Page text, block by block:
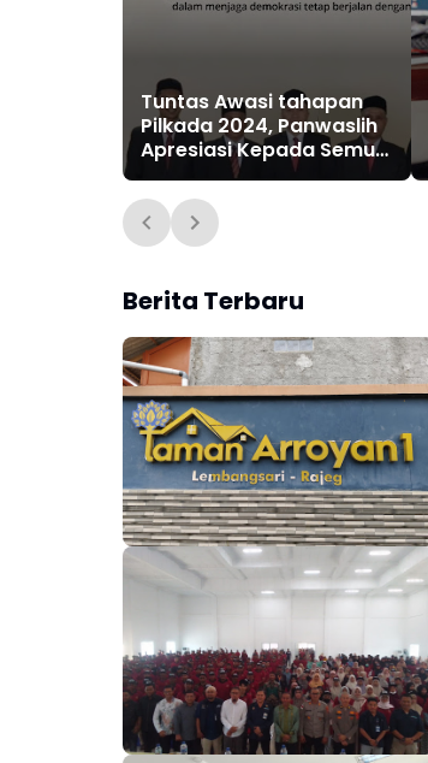
Tuntas Awasi tahapan
Pilkada 2024, Panwaslih
Apresiasi Kepada Semua
Pihak di Aceh Utara
Berita Terbaru